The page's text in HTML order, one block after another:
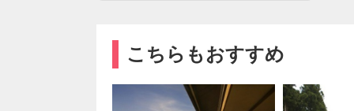
こちらもおすすめ